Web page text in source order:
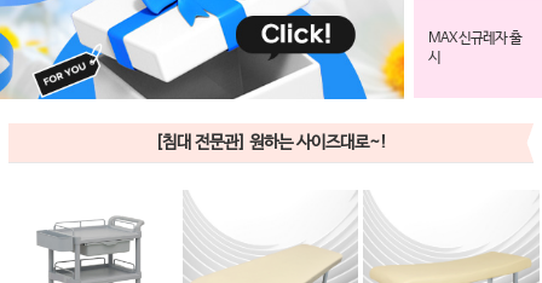
MAX 신규레자 출
시
[침대 전문관] 원하는 사이즈대로~!